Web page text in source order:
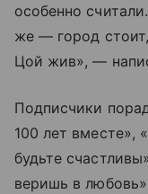
особенно
же — город
Цой жив», —
Подписчики
100 лет вместе»,
будьте
веришь в